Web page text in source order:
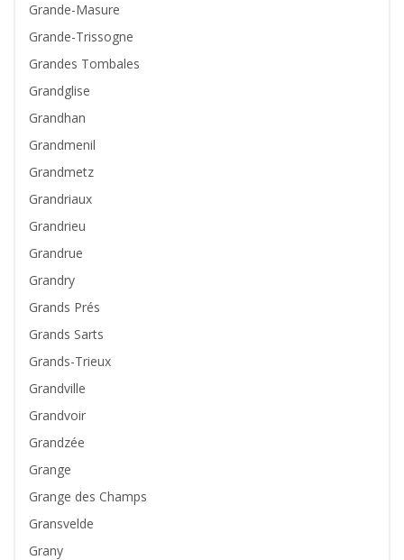
Grande-Masure
Grande-Trissogne
Grandes Tombales
Grandglise
Grandhan
Grandmenil
Grandmetz
Grandriaux
Grandrieu
Grandrue
Grandry
Grands Prés
Grands Sarts
Grands-Trieux
Grandville
Grandvoir
Grandzée
Grange
Grange des Champs
Gransvelde
Grany